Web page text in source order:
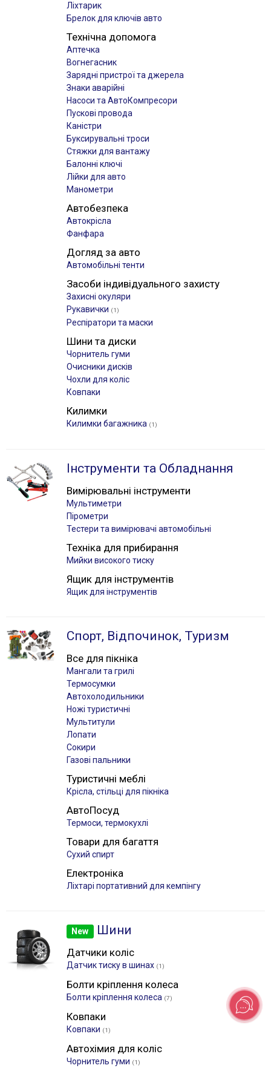
Ліхтарик
Брелок для ключів авто
Технічна допомога
Аптечка
Вогнегасник
Зарядні пристрої та джерела
Знаки аварійні
Насоси та АвтоКомпресори
Пускові провода
Каністри
Буксирувальні троси
Стяжки для вантажу
Балонні ключі
Лійки для авто
Манометри
Автобезпека
Автокрісла
Фанфара
Догляд за авто
Автомобільні тенти
Засоби індивідуального захисту
Захисні окуляри
Рукавички (1)
Респіратори та маски
Шини та диски
Чорнитель гуми
Очисники дисків
Чохли для коліс
Ковпаки
Килимки
Килимки багажника (1)
Інструменти та Обладнання
Вимірювальні інструменти
Мультиметри
Пірометри
Тестери та вимірювачі автомобільні
Техніка для прибирання
Мийки високого тиску
Ящик для інструментів
Ящик для інструментів
Спорт, Відпочинок, Туризм
Все для пікніка
Мангали та грилі
Термосумки
Автохолодильники
Ножі туристичні
Мультитули
Лопати
Сокири
Газові пальники
Туристичні меблі
Крісла, стільці для пікніка
АвтоПосуд
Термоси, термокухлі
Товари для багаття
Сухий спирт
Електроніка
Лiхтарі портативний для кемпінгу
New Шини
Датчики коліс
Датчик тиску в шинах (1)
Болти кріплення колеса
Болти кріплення колеса (7)
Ковпаки
Ковпаки (1)
Автохімия для коліс
Чорнитель гуми (1)